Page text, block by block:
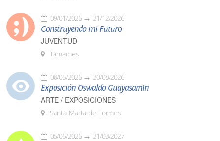
09/01/2026 31/12/2026
Construyendo mi Futuro
JUVENTUD
Tamames
08/05/2026 30/08/2026
Exposición Oswaldo Guayasamín
ARTE / EXPOSICIONES
Santa Marta de Tormes
05/06/2026 31/03/2027